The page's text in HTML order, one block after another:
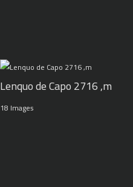
Lenquo de Capo 2716 ,m
18 Images